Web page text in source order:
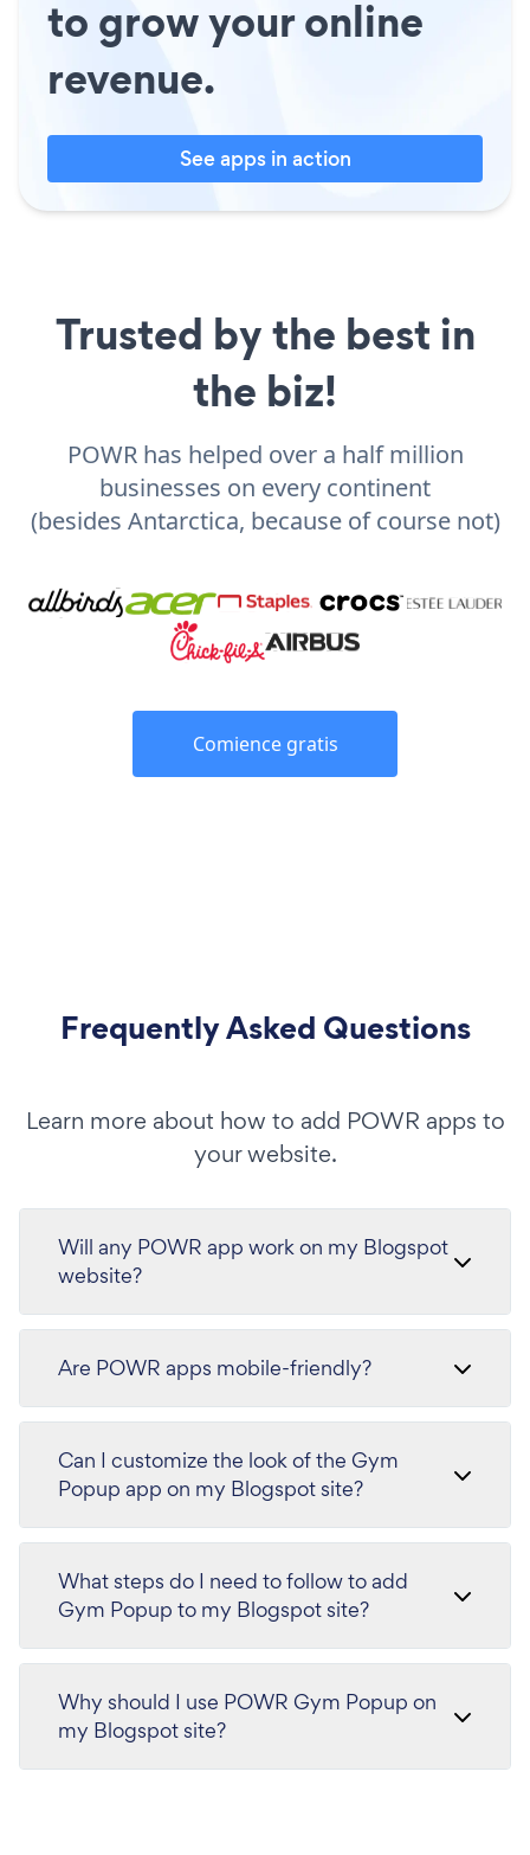
to grow your online
revenue.
See apps in action
Trusted by the best in
the biz!
POWR has helped over a half million
businesses on every continent
(besides Antarctica, because of course not)
Comience gratis
Frequently Asked Questions
Learn more about how to add POWR apps to
your website.
Will any POWR app work on my Blogspot
website?
Are POWR apps mobile-friendly?
Can I customize the look of the Gym
Popup app on my Blogspot site?
What steps do I need to follow to add
Gym Popup to my Blogspot site?
Why should I use POWR Gym Popup on
my Blogspot site?